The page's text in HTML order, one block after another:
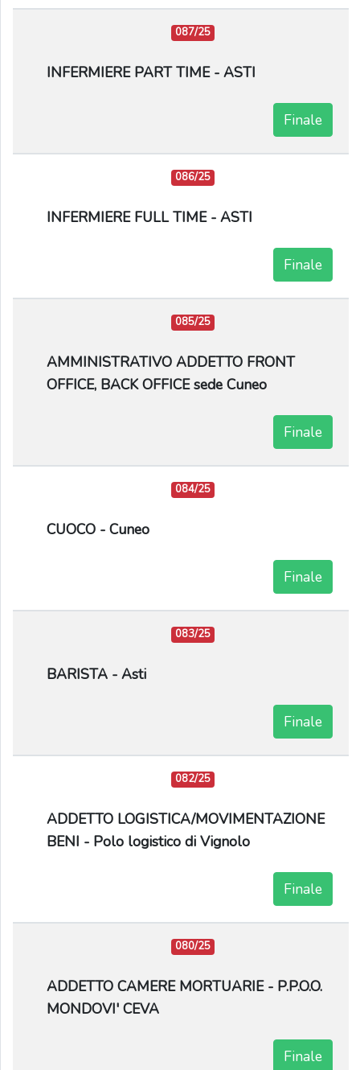
087/25
INFERMIERE PART TIME - ASTI
Finale
086/25
INFERMIERE FULL TIME - ASTI
Finale
085/25
AMMINISTRATIVO ADDETTO FRONT
OFFICE, BACK OFFICE sede Cuneo
Finale
084/25
CUOCO - Cuneo
Finale
083/25
BARISTA - Asti
Finale
082/25
ADDETTO LOGISTICA/MOVIMENTAZIONE
BENI - Polo logistico di Vignolo
Finale
080/25
ADDETTO CAMERE MORTUARIE - P.P.O.O.
MONDOVI' CEVA
Finale